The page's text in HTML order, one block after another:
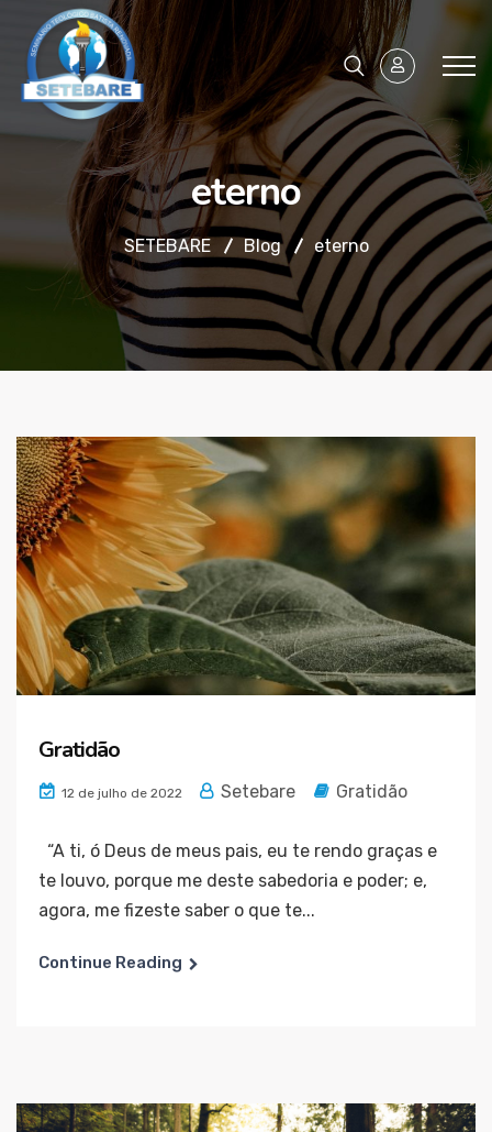
eterno
SETEBARE Blog eterno
Gratidão
12 de julho de 2022 Setebare Gratidão
“A ti, ó Deus de meus pais, eu te rendo graças e
te louvo, porque me deste sabedoria e poder; e,
agora, me fizeste saber o que te...
Continue Reading